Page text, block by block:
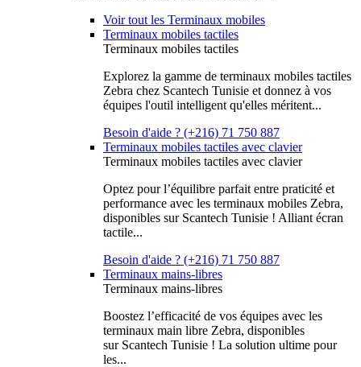
Voir tout les Terminaux mobiles
Terminaux mobiles tactiles
Terminaux mobiles tactiles
Explorez la gamme de terminaux mobiles tactiles
Zebra chez Scantech Tunisie et donnez à vos
équipes l'outil intelligent qu'elles méritent...
Besoin d'aide ? (+216) 71 750 887
Terminaux mobiles tactiles avec clavier
Terminaux mobiles tactiles avec clavier
Optez pour l’équilibre parfait entre praticité et
performance avec les terminaux mobiles Zebra,
disponibles sur Scantech Tunisie ! Alliant écran
tactile...
Besoin d'aide ? (+216) 71 750 887
Terminaux mains-libres
Terminaux mains-libres
Boostez l’efficacité de vos équipes avec les
terminaux main libre Zebra, disponibles
sur Scantech Tunisie ! La solution ultime pour
les...